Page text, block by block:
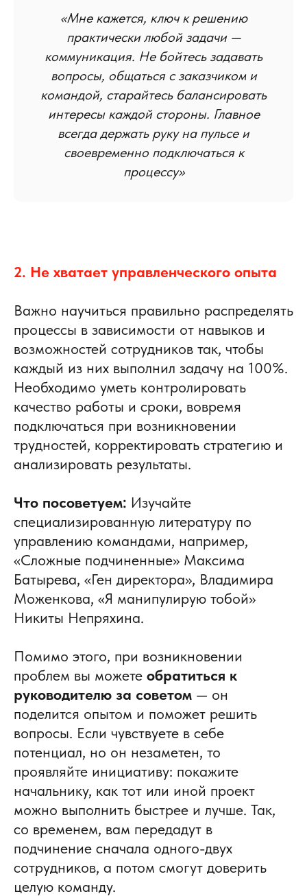
«Мне кажется, ключ к решению
практически любой задачи —
коммуникация. Не бойтесь задавать
вопросы, общаться с заказчиком и
командой, старайтесь балансировать
интересы каждой стороны. Главное
всегда держать руку на пульсе и
своевременно подключаться к
процессу»
2. Не хватает управленческого опыта
Важно научиться правильно распределять
процессы в зависимости от навыков и
возможностей сотрудников так, чтобы
каждый из них выполнил задачу на 100%.
Необходимо уметь контролировать
качество работы и сроки, вовремя
подключаться при возникновении
трудностей, корректировать стратегию и
анализировать результаты.
Что посоветуем: Изучайте
специализированную литературу по
управлению командами, например,
«Сложные подчиненные» Максима
Батырева, «Ген директора», Владимира
Моженкова, «Я манипулирую тобой»
Никиты Непряхина.
Помимо этого, при возникновении
проблем вы можете обратиться к
руководителю за советом — он
поделится опытом и поможет решить
вопросы. Если чувствуете в себе
потенциал, но он незаметен, то
проявляйте инициативу: покажите
начальнику, как тот или иной проект
можно выполнить быстрее и лучше. Так,
со временем, вам передадут в
подчинение сначала одного-двух
сотрудников, а потом смогут доверить
целую команду.